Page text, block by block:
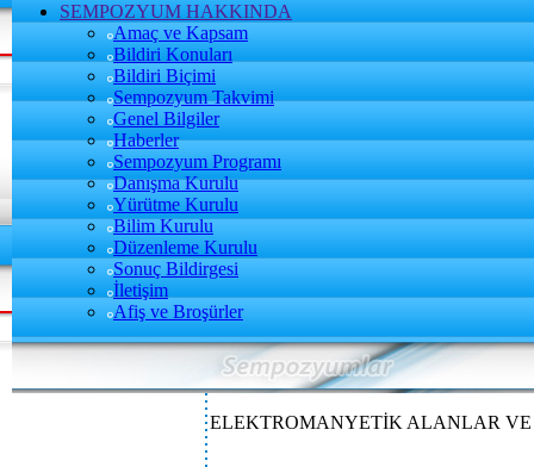
SEMPOZYUM HAKKINDA
Amaç ve Kapsam
Bildiri Konuları
Bildiri Biçimi
Sempozyum Takvimi
Genel Bilgiler
Haberler
Sempozyum Programı
Danışma Kurulu
Yürütme Kurulu
Bilim Kurulu
Düzenleme Kurulu
Sonuç Bildirgesi
İletişim
Afiş ve Broşürler
ELEKTROMANYETİK ALANLAR